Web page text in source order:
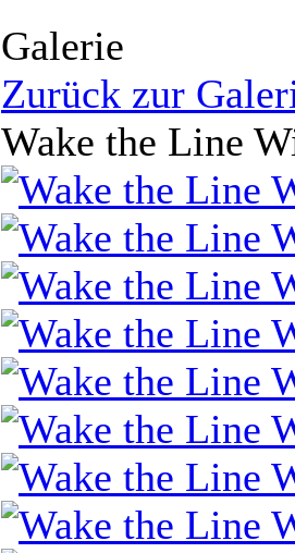
Galerie
Zurück zur
Wake the Line